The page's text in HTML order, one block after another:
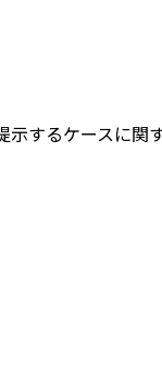
するケースに